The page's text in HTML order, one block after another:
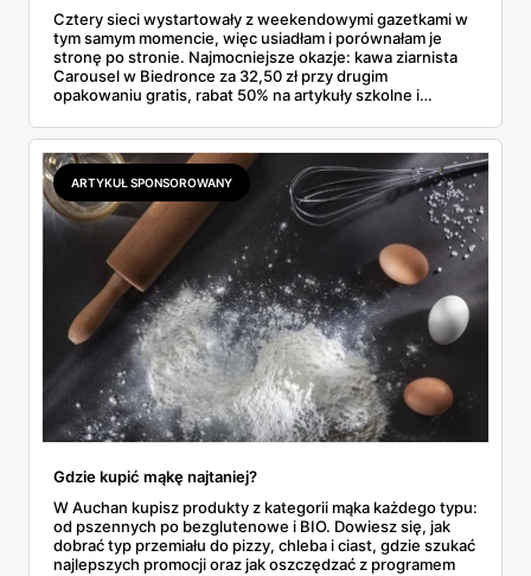
Cztery sieci wystartowały z weekendowymi gazetkami w
tym samym momencie, więc usiadłam i porównałam je
stronę po stronie. Najmocniejsze okazje: kawa ziarnista
Carousel w Biedronce za 32,50 zł przy drugim
opakowaniu gratis, rabat 50% na artykuły szkolne i
2,99 zł za kilogram, ale wyłącznie w sobotę z aplikacją. Aldi
odpowiada masłem za 2,99 zł. Werdykt w skrócie:
najwięcej wyciśniesz z Biedronki, po świeże warzywa jedź
do Aldi.
ARTYKUŁ SPONSOROWANY
Gdzie kupić mąkę najtaniej?
W Auchan kupisz produkty z kategorii mąka każdego typu:
od pszennych po bezglutenowe i BIO. Dowiesz się, jak
dobrać typ przemiału do pizzy, chleba i ciast, gdzie szukać
najlepszych promocji oraz jak oszczędzać z programem